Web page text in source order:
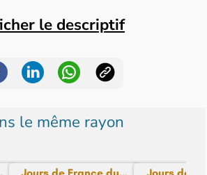
le descriptif
le même rayon